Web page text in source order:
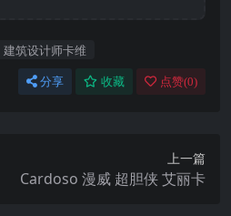
建筑设计师卡维
分享 收藏 点赞(0)
上一篇
Cardoso 漫威 超胆侠 艾丽卡